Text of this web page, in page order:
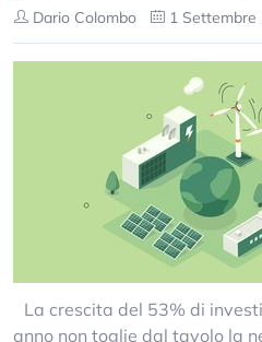
Dario Colombo 1 Settembre
La crescita del 53% di
anno non toglie dal tavolo la